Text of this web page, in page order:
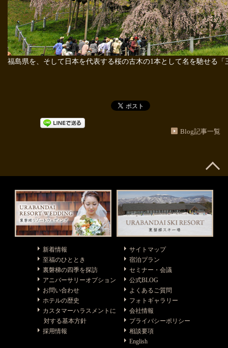
福島県を、そして日本を代表する桜の古木の1本として名を馳せる「
Blog記事一覧
新着情報
至福のひととき
裏磐梯の四季を探訪
アニバーサリーオプション
お問い合わせ
ホテルの歴史
カスタマーハラスメントに
対する基本方針
採用情報
サイトマップ
宿泊プラン
セミナー・会議
公式BLOG
よくあるご質問
フォトギャラリー
会社情報
プライバシーポリシー
相談要項
English